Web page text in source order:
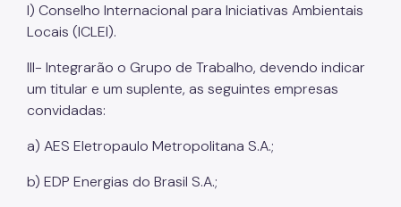
l) Conselho Internacional para Iniciativas Ambientais
Locais (ICLEI).
III- Integrarão o Grupo de Trabalho, devendo indicar
um titular e um suplente, as seguintes empresas
convidadas:
a) AES Eletropaulo Metropolitana S.A.;
b) EDP Energias do Brasil S.A.;